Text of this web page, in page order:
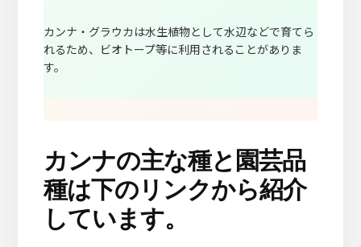
カンナ・グラウカは水生植物として水辺などで育てら
れるため、ビオトープ等に利用されることがありま
す。
カンナの主な種と園芸品
種は下のリンクから紹介
しています。